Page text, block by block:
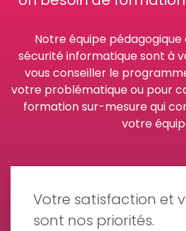
Notre équipe
sécurité informatique sont à
vous conseiller le
votre problématique ou pour
formation sur-mesure qui
votre
Votre satisfaction et
sont nos priorités.